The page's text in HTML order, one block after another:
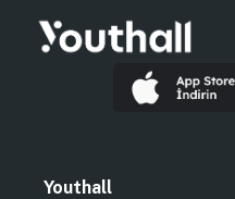
Youthall